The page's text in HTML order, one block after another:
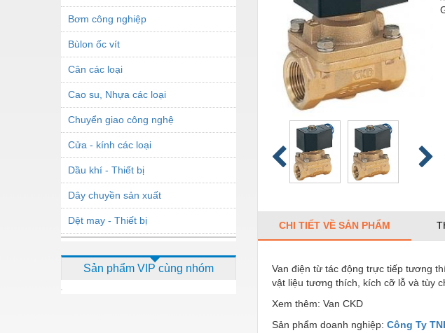
Bơm công nghiệp
Bùlon ốc vít
Cân các loại
Cao su, Nhựa các loại
Chuyển giao công nghệ
Cửa - kính các loại
Dầu khí - Thiết bị
Dây chuyền sản xuất
Dệt may - Thiết bị
Dịch vụ - Thi công
Sản phẩm VIP cùng nhóm
CHI TIẾT VỀ SẢN PHẨM
Van điện từ tác động trực tiếp tương
vật liệu tương thích, kích cỡ lỗ và tùy
Xem thêm: Van CKD
Sản phẩm doanh nghiệp: Công Ty